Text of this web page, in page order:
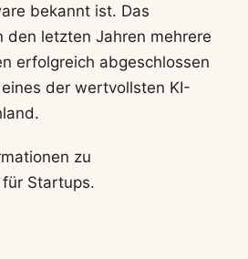
bekannt ist. Das
den letzten Jahren mehrere
erfolgreich abgeschlossen
der wertvollsten KI-
zu
Startups.